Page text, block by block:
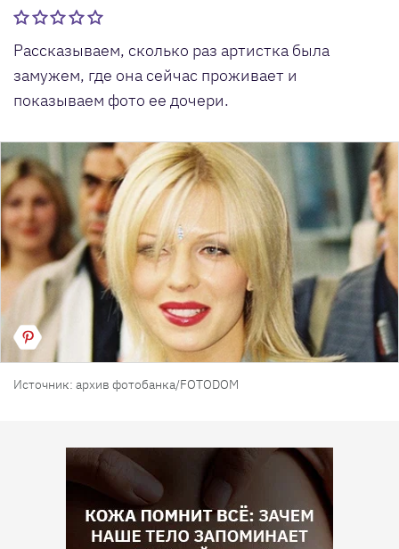
Рассказываем, сколько раз артистка была
замужем, где она сейчас проживает и
показываем фото ее дочери.
Источник: архив фотобанка/FOTODOM